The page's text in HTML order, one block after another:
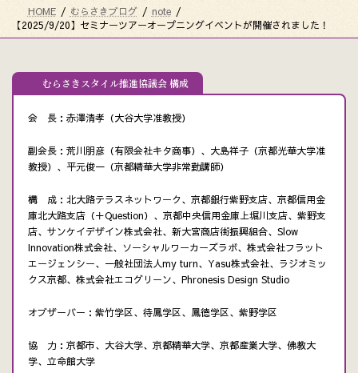
HOME むらさきブログ
note
【2025/9/20】セミナーツアーオープニングイベントが開催されました！
むらさきスタイル推進協議会 構成
会 長：赤澤清孝（大谷大学准教授）
副会長：荒川朋彦（有限会社キタ商事）、大島祥子（京都光華大学准
教授）、平元俊一（京都精華大学非常勤講師）
構 成：北大路テラスネットワーク、京都銀行紫野支店、京都信用金
庫北大路支店（＋Question）、京都中央信用金庫上堀川支店、紫野支
店、サンケイデザイン株式会社、新大宮商店街振興組合、Slow
Innovation株式会社、ソーシャルワーカーズラボ、株式会社フラット
エージェンシー、一般社団法人my turn、Yasu株式会社、ラジオミッ
クス京都、株式会社エコグリーン、Phronesis Design Studio
オブザーバー：紫竹学区、待鳳学区、鳳徳学区、紫野学区
協 力：京都市、大谷大学、京都精華大学、京都産業大学、佛教大
学、立命館大学